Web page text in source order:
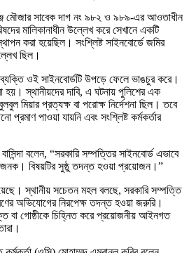
মৌজার সাবেক দাগ নং ৯৮২ ও ৯৮৯-এর আওতাধীন
মালিকানাধীন উল্লেখ করে সেখানে একটি
করা হয়েছিল। সংশ্লিষ্ট সাইনবোর্ডে জমির
ছিল।
ওই সাইনবোর্ডটি উপড়ে ফেলে ভাঙচুর করে।
হয়। স্থানীয়দের দাবি, এ ঘটনায় পুলিশের এক
মিয়ার প্রত্যক্ষ বা পরোক্ষ নির্দেশনা ছিল। তবে
প্রমাণ পাওয়া যায়নি এবং সংশ্লিষ্ট কর্মকর্তার
বলেন, “সরকারি সম্পত্তির সাইনবোর্ড এভাবে
বিষয়টির সুষ্ঠু তদন্ত হওয়া প্রয়োজন।”
স্থানীয় সচেতন মহল বলছে, সরকারি সম্পত্তি
অভিযোগের নিরপেক্ষ তদন্ত হওয়া জরুরি।
বা গোষ্ঠীকে চিহ্নিত করে প্রয়োজনীয় আইনগত